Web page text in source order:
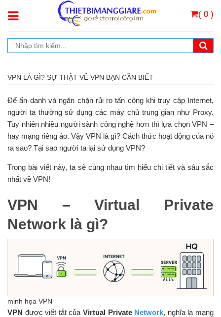
( 0 )
VPN LÀ GÌ? SỰ THẬT VỀ VPN BẠN CẦN BIẾT
Để ẩn danh và ngăn chặn rủi ro tấn công khi truy cập Internet,
người ta thường sử dụng các máy chủ trung gian như Proxy.
Tuy nhiên nhiều người sành công nghệ hơn thì lựa chọn VPN –
hay mạng riêng ảo. Vậy VPN là gì? Cách thức hoạt động của nó
ra sao? Tại sao người ta lại sử dụng VPN?
Trong bài viết này, ta sẽ cùng nhau tìm hiểu chi tiết và sâu sắc
nhất về VPN!
VPN – Virtual Private
Network là gì?
minh họa VPN
VPN được viết tắt của Virtual Private Network, nghĩa là mạng